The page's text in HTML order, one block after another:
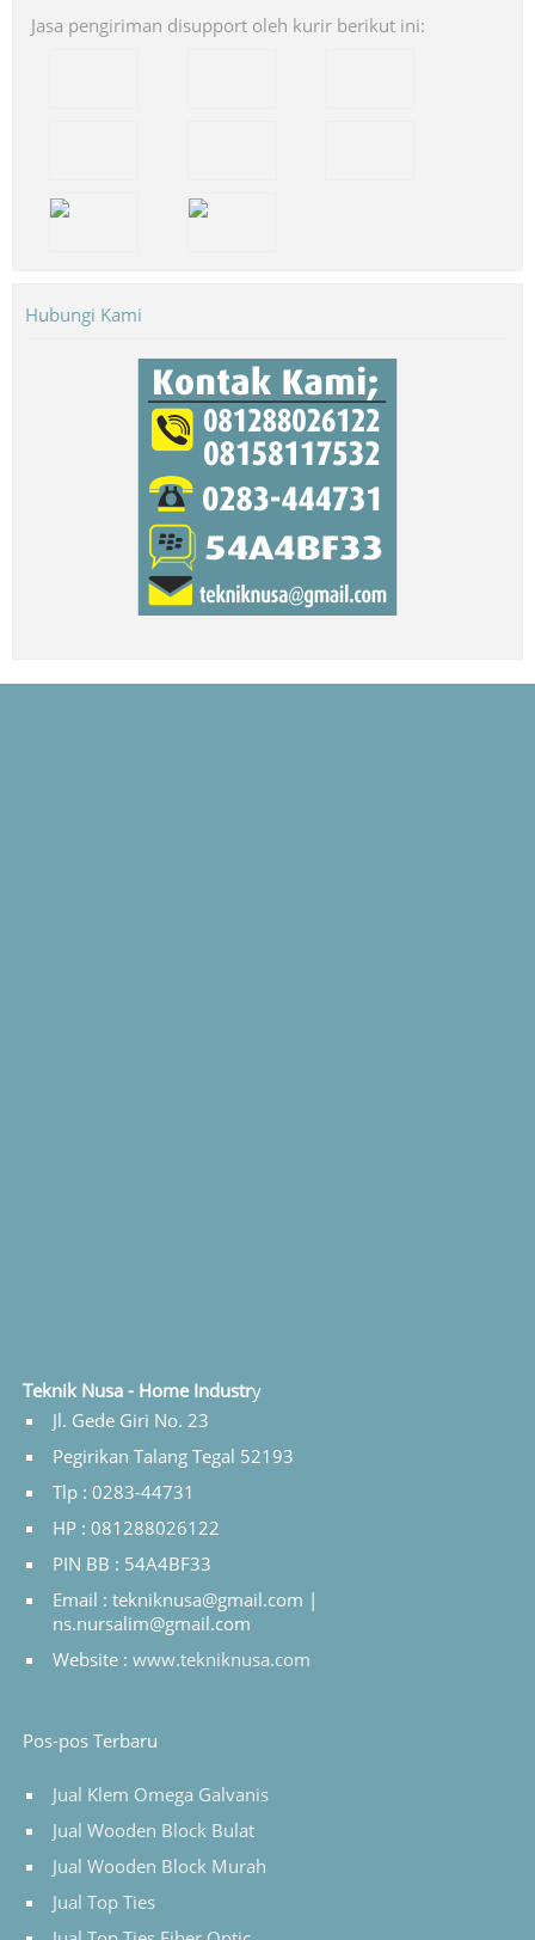
Jasa pengiriman disupport oleh kurir berikut ini:
Hubungi Kami
Teknik Nusa - Home Industry
Jl. Gede Giri No. 23
Pegirikan Talang Tegal 52193
Tlp : 0283-44731
HP : 081288026122
PIN BB : 54A4BF33
Email : tekniknusa@gmail.com |
ns.nursalim@gmail.com
Website : www.tekniknusa.com
Pos-pos Terbaru
Jual Klem Omega Galvanis
Jual Wooden Block Bulat
Jual Wooden Block Murah
Jual Top Ties